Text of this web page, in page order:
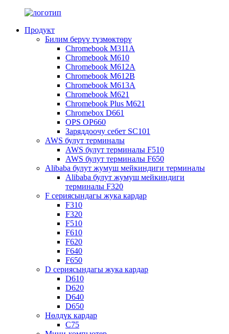
Продукт
Билим берүү түзмөктөрү
Chromebook M311A
Chromebook M610
Chromebook M612A
Chromebook M612B
Chromebook M613A
Chromebook M621
Chromebook Plus M621
Chromebox D661
OPS OP660
Заряддоочу себет SC101
AWS булут терминалы
AWS булут терминалы F510
AWS булут терминалы F650
Alibaba булут жумуш мейкиндиги терминалы
Alibaba булут жумуш мейкиндиги
терминалы F320
F сериясындагы жука кардар
F310
F320
F510
F610
F620
F640
F650
D сериясындагы жука кардар
D610
D620
D640
D650
Нөлдүк кардар
C75